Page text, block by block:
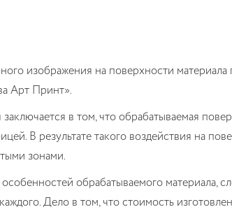
изображения на поверхности
Арт Принт».
в том, что обрабатываемая
В результате такого воздействия на
зонами.
обрабатываемого материала,
Дело в том, что стоимость